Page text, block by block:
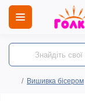
Вишивка бісером